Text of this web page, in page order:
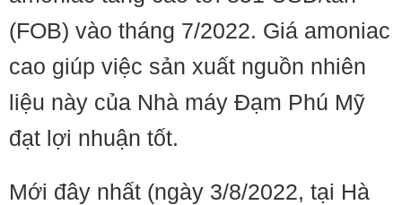
(FOB) vào tháng 7/2022. Giá amoniac
cao giúp việc sản xuất nguồn nhiên
liệu này của Nhà máy Đạm Phú Mỹ
đạt lợi nhuận tốt.
Mới đây nhất (ngày 3/8/2022, tại Hà